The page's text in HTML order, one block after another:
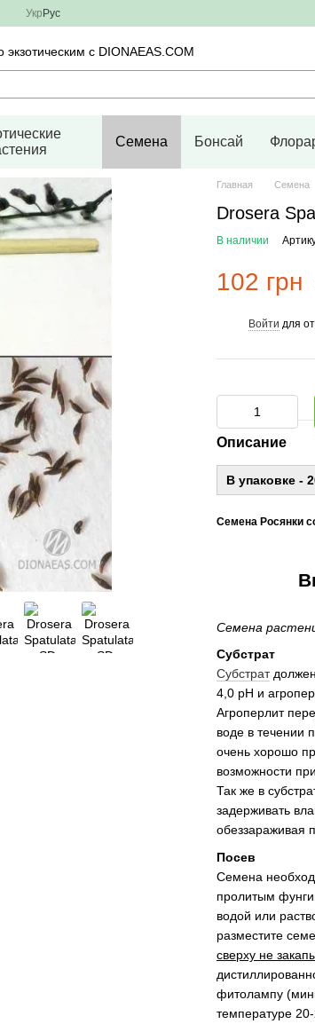
Укр Рус
с DIONAEAS.COM
Семена Бонсай
Главная Семена
Drosera
В наличии
102 грн
Войти для
Описание
В упаковке -
Семена Росянки
Семена
Субстрат
Субстратдолжен
4,0 pH и
Агроперлит
воде в течении
очень хорошо
возможности
Так же в
задерживать
обеззараживая
Посев
Семена
пролитым
водой или
разместите
сверху не
фитолампу
температуре